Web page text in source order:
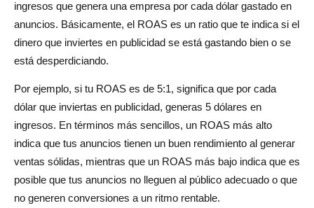
ingresos que genera una empresa por cada dólar gastado en
anuncios. Básicamente, el ROAS es un ratio que te indica si el
dinero que inviertes en publicidad se está gastando bien o se
está desperdiciando.
Por ejemplo, si tu ROAS es de 5:1, significa que por cada
dólar que inviertas en publicidad, generas 5 dólares en
ingresos. En términos más sencillos, un ROAS más alto
indica que tus anuncios tienen un buen rendimiento al generar
ventas sólidas, mientras que un ROAS más bajo indica que es
posible que tus anuncios no lleguen al público adecuado o que
no generen conversiones a un ritmo rentable.